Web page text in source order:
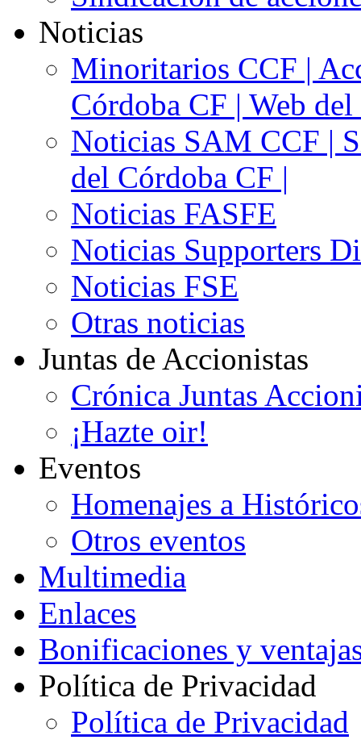
Noticias
Minoritarios CCF |
Córdoba CF | Web
Noticias SAM CCF |
del Córdoba CF |
Noticias FASFE
Noticias Supporters
Noticias FSE
Otras noticias
Juntas de Accionistas
Crónica Juntas
¡Hazte oir!
Eventos
Homenajes a
Otros eventos
Multimedia
Enlaces
Bonificaciones y
Política de Privacidad
Política de Privacidad